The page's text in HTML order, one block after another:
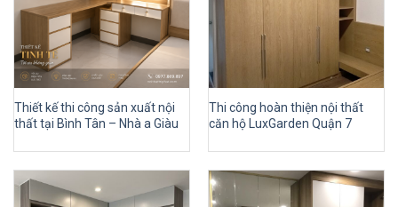
Thiết kế thi công sản xuất nội
thất tại Bình Tân – Nhà a Giàu
Thi công hoàn thiện nội thất
căn hộ LuxGarden Quận 7